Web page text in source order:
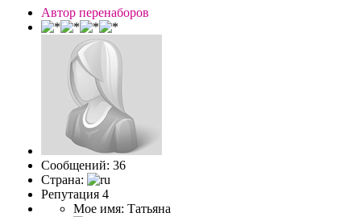
Автор перенаборов
Сообщений: 36
Страна:
Репутация 4
Мое имя: Татьяна